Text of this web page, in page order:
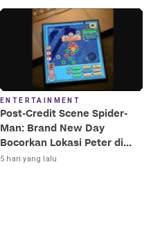
ENTERTAINMENT
Post-Credit Scene Spider-
Man: Brand New Day
Bocorkan Lokasi Peter di
Luar Angkasa!
5 hari yang lalu